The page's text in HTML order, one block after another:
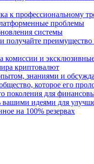
к профессиональному
проблемы
системы
преимущество
комиссии и
криптовалют
знаниями и
которое его
поколения для
вашими идеями для
на 100% резервах